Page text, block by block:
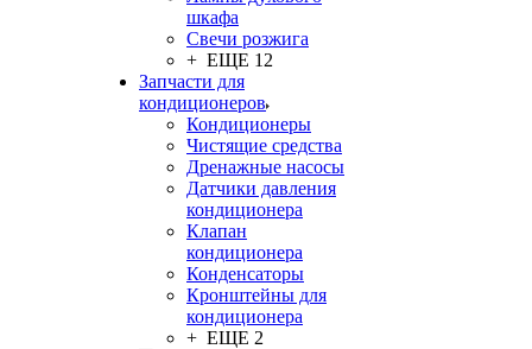
шкафа
Свечи розжига
+ ЕЩЕ 12
Запчасти для
кондиционеров
Кондиционеры
Чистящие средства
Дренажные насосы
Датчики давления
кондиционера
Клапан
кондиционера
Конденсаторы
Кронштейны для
кондиционера
+ ЕЩЕ 2